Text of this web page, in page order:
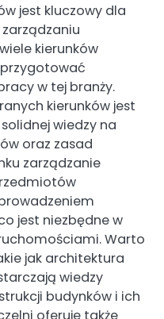
jest kluczowy dla
kierunków
w tej branży.
kierunków jest
wiedzy na
oraz zasad
zarządzanie
jest niezbędne w
Warto
jak architektura
wiedzy
budynków i ich
oferuje także